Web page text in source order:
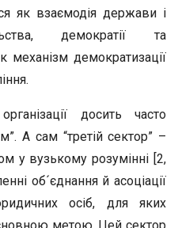
як взаємодія держави і
демократії та
механізм демократизації
досить часто
А сам “третій сектор” –
у вузькому розумінні [2,
об´єднання й асоціації
осіб, для яких